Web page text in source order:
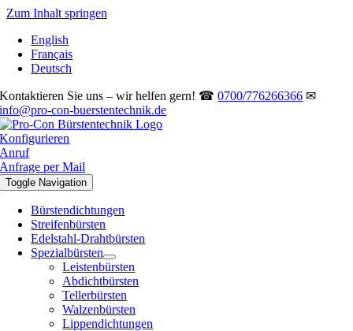
Zum Inhalt springen
English
Français
Deutsch
Kontaktieren Sie uns – wir helfen gern! ☎0700/776266366 ✉
info@pro-con-buerstentechnik.de
Konfigurieren
Anruf
Anfrage per Mail
Toggle Navigation
Bürstendichtungen
Streifenbürsten
Edelstahl-Drahtbürsten
Spezialbürsten
Leistenbürsten
Abdichtbürsten
Tellerbürsten
Walzenbürsten
Lippendichtungen